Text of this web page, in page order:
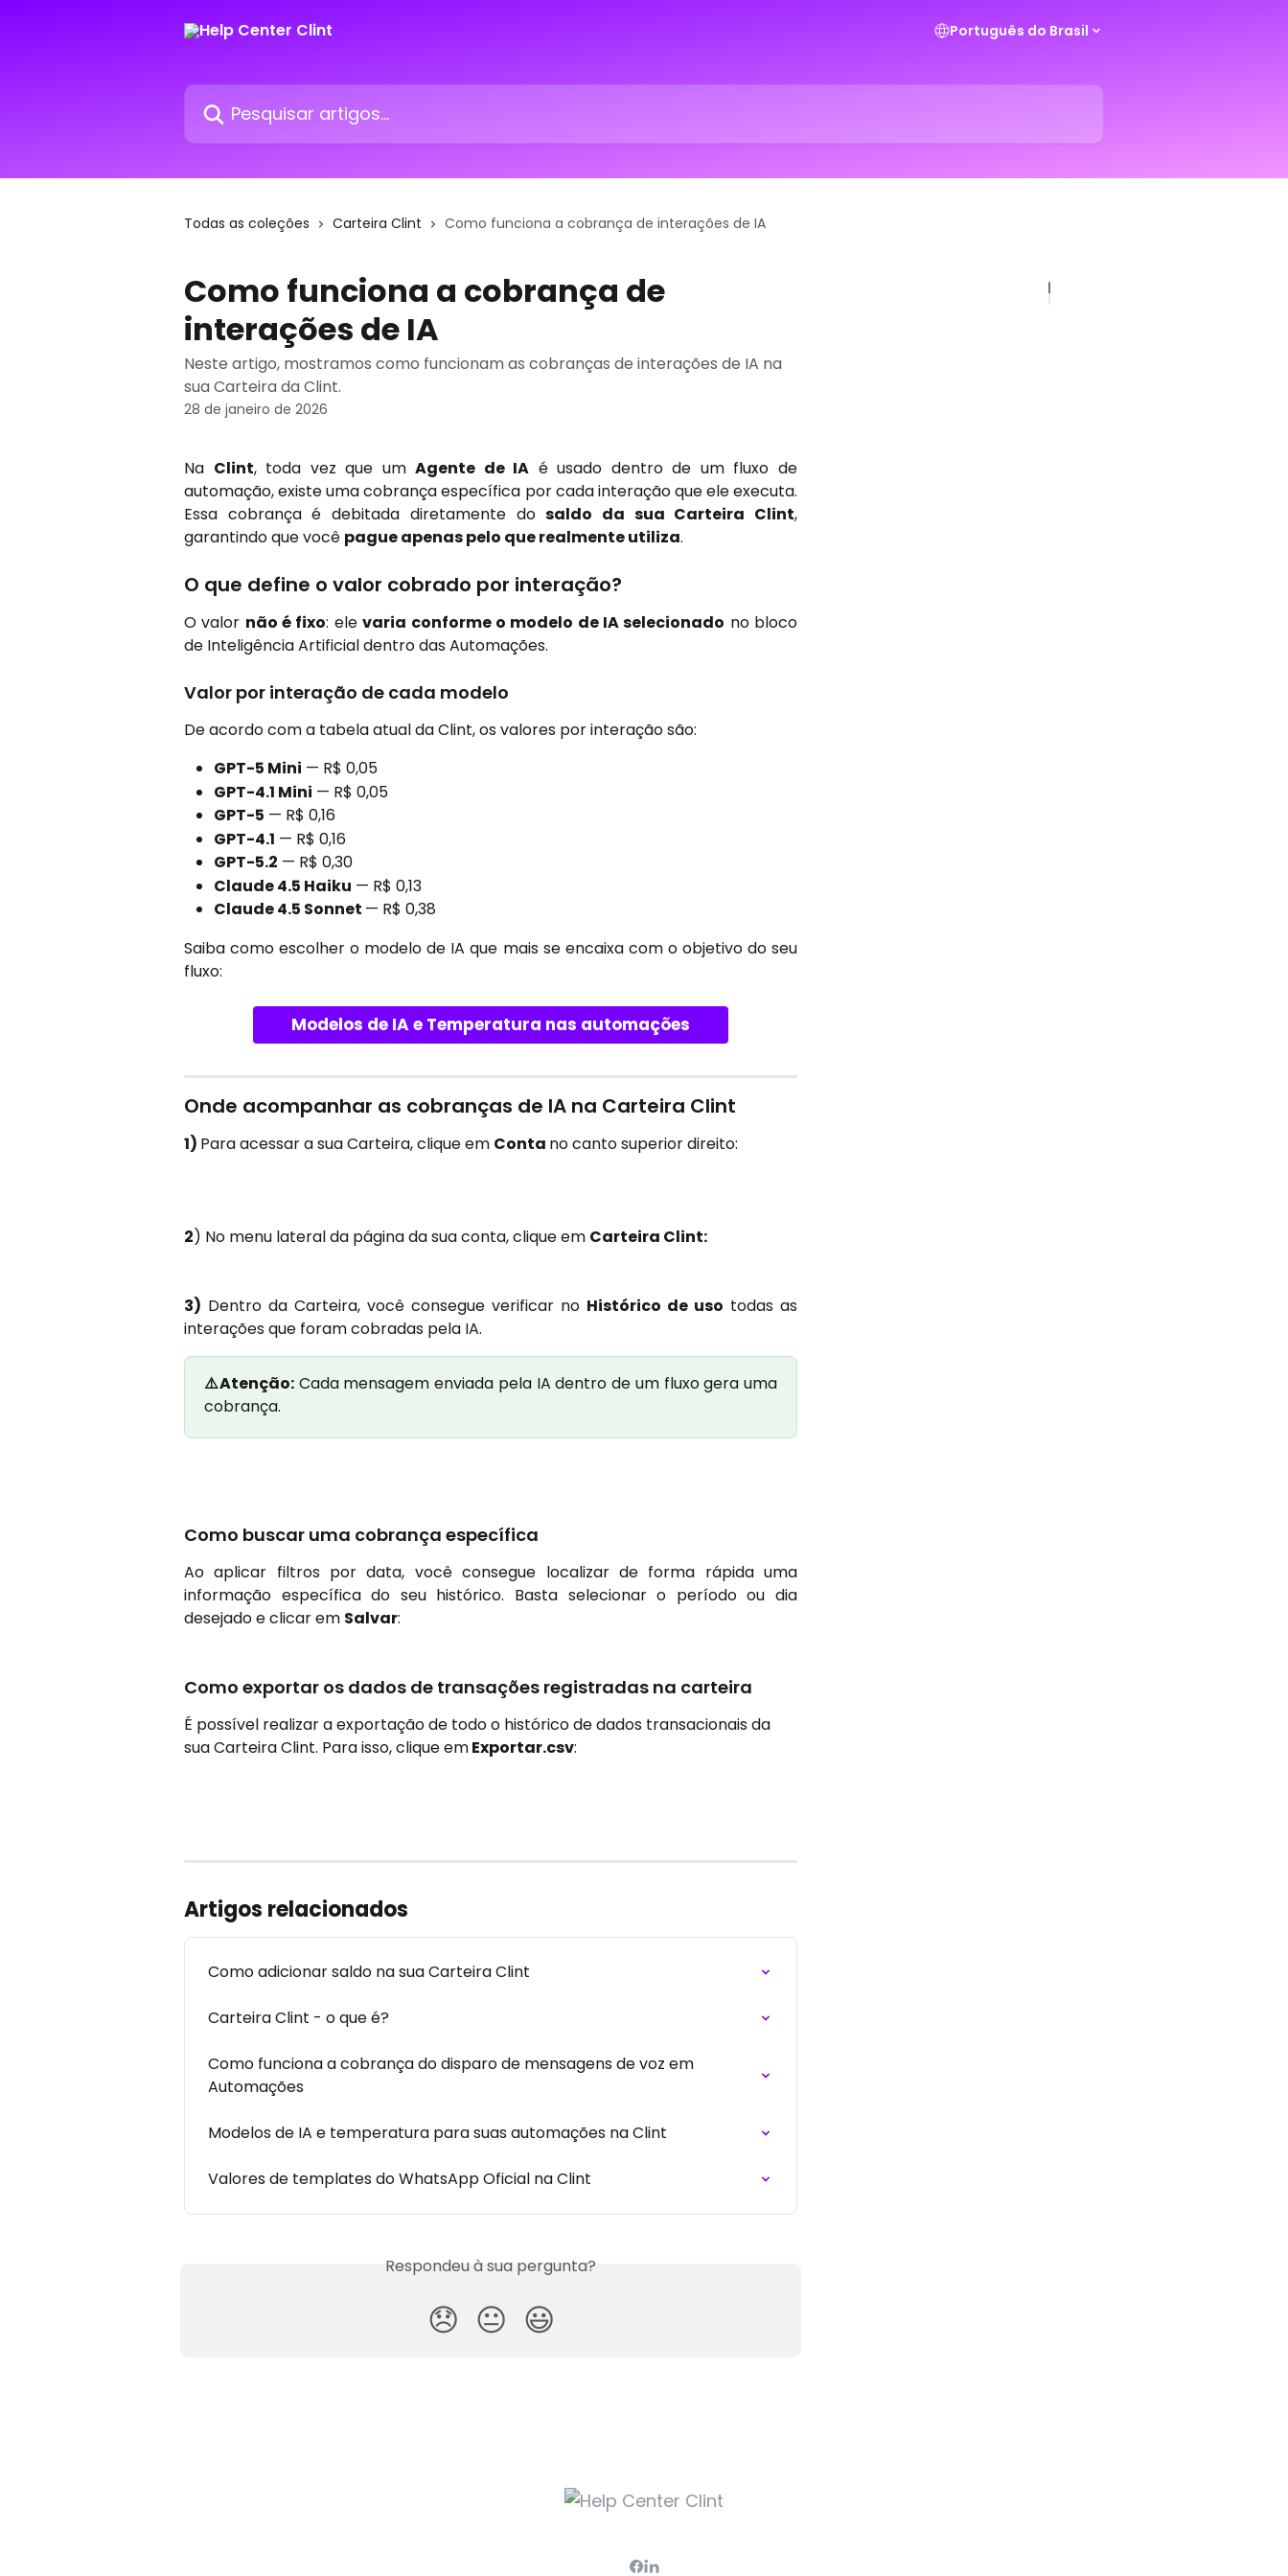
Português do Brasil
Pesquisar artigos...
Todas as coleções Carteira Clint Como funciona a cobrança de interações de IA
Como funciona a cobrança de
interações de IA
Neste artigo, mostramos como funcionam as cobranças de interações de IA na
sua Carteira da Clint.
28 de janeiro de 2026
Na Clint, toda vez que umAgente de IA é usado dentro de um fluxo de
automação, existe uma cobrança específica por cada interação que ele executa.
Essa cobrança é debitada diretamente dosaldo da sua Carteira Clint,
garantindo que você pague apenas pelo que realmente utiliza.
O que define o valor cobrado por interação?
O valor não é fixo: elevaria conforme o modelo de IA selecionado no bloco
de Inteligência Artificial dentro das Automações.
Valor por interação de cada modelo
De acordo com a tabela atual da Clint, os valores por interação são:
GPT-5 Mini — R$ 0,05
GPT-4.1 Mini — R$ 0,05
GPT-5 — R$ 0,16
GPT-4.1 — R$ 0,16
GPT-5.2 — R$ 0,30
Claude 4.5 Haiku — R$ 0,13
Claude 4.5 Sonnet — R$ 0,38
Saiba como escolher o modelo de IA que mais se encaixa com o objetivo do seu
fluxo:
Modelos de IA e Temperatura nas automações
Onde acompanhar as cobranças de IA na Carteira Clint
1) Para acessar a sua Carteira, clique em Conta no canto superior direito:
2) No menu lateral da página da sua conta, clique em Carteira Clint:
3) Dentro da Carteira, você consegue verificar no Histórico de uso todas as
interações que foram cobradas pela IA.
⚠️Atenção:Cada mensagem enviada pela IA dentro de um fluxo gera uma
cobrança.
Como buscar uma cobrança específica
Ao aplicar filtros por data, você consegue localizar de forma rápida uma
informação específica do seu histórico. Basta selecionar o período ou dia
desejado e clicar em Salvar:
​Como exportar os dados de transações registradas na carteira
É possível realizar a exportação de todo o histórico de dados transacionais da
sua Carteira Clint. Para isso, clique em Exportar.csv:
Artigos relacionados
Como adicionar saldo na sua Carteira Clint
Carteira Clint - o que é?
Como funciona a cobrança do disparo de mensagens de voz em
Automações
Modelos de IA e temperatura para suas automações na Clint
Valores de templates do WhatsApp Oficial na Clint
Respondeu à sua pergunta?
😞 😐 😃